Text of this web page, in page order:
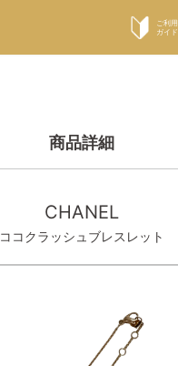
ご利用
ガイド
商品詳細
CHANEL
ココクラッシュブレスレット